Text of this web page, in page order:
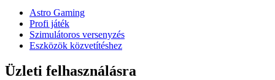
Astro Gaming
Profi játék
Szimulátoros versenyzés
Eszközök közvetítéshez
Üzleti felhasználásra